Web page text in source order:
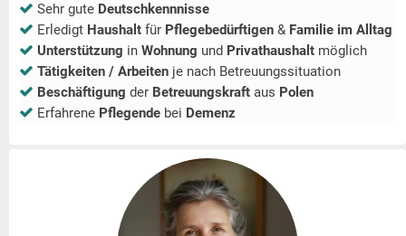
Sehr gute Deutschkennnisse
Erledigt Haushalt für Pflegebedürftigen & Familie im Alltag
Unterstützung in Wohnung und Privathaushalt möglich
Tätigkeiten / Arbeiten je nach Betreuungssituation
Beschäftigung der Betreuungskraft aus Polen
Erfahrene Pflegende bei Demenz